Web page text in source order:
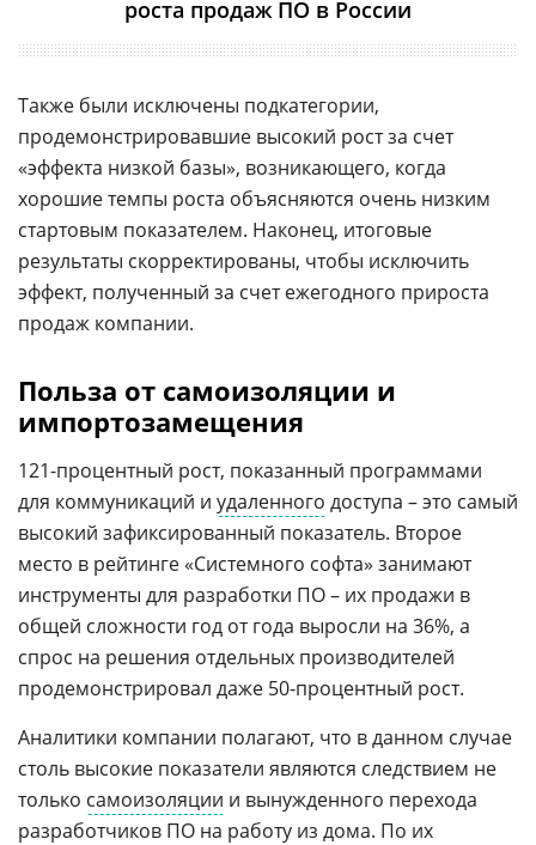
роста продаж ПО в России
Также были исключены подкатегории,
продемонстрировавшие высокий рост за счет
«эффекта низкой базы», возникающего, когда
хорошие темпы роста объясняются очень низким
стартовым показателем. Наконец, итоговые
результаты скорректированы, чтобы исключить
эффект, полученный за счет ежегодного прироста
продаж компании.
Польза от самоизоляции и
импортозамещения
121-процентный рост, показанный программами
для коммуникаций и удаленного доступа – это самый
высокий зафиксированный показатель. Второе
место в рейтинге «Системного софта» занимают
инструменты для разработки ПО – их продажи в
общей сложности год от года выросли на 36%, а
спрос на решения отдельных производителей
продемонстрировал даже 50-процентный рост.
Аналитики компании полагают, что в данном случае
столь высокие показатели являются следствием не
только самоизоляции и вынужденного перехода
разработчиков ПО на работу из дома. По их